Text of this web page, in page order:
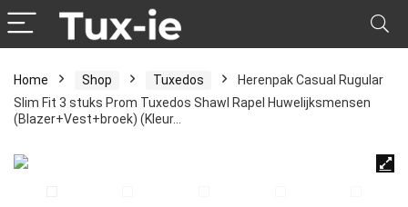
Home Shop Tuxedos
Herenpak Casual Rugular
Slim Fit 3 stuks Prom Tuxedos Shawl Rapel Huwelijksmensen
(Blazer+Vest+broek) (Kleur…